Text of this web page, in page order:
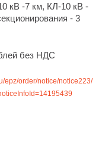
кВ -7 км, КЛ-10 кВ -
- 3
без НДС
epz/order/notice/notice223/